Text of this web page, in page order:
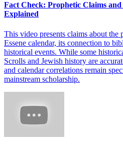
Fact Check: Prophetic Claims and
Explained
This video presents claims about
Essene calendar, its connection to
historical events. While some
Scrolls and Jewish history are
and calendar correlations remain
mainstream scholarship.